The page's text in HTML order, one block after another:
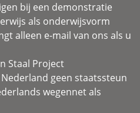
bij een demonstratie
als onderwijsvorm
alleen e-mail van ons als u
Staal Project
geen staatssteun
wegennet als